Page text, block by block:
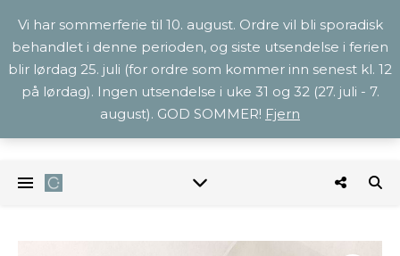
Vi har sommerferie til 10. august. Ordre vil bli sporadisk
behandlet i denne perioden, og siste utsendelse i ferien
blir lørdag 25. juli (for ordre som kommer inn senest kl. 12
på lørdag). Ingen utsendelse i uke 31 og 32 (27. juli - 7.
august). GOD SOMMER! Fjern